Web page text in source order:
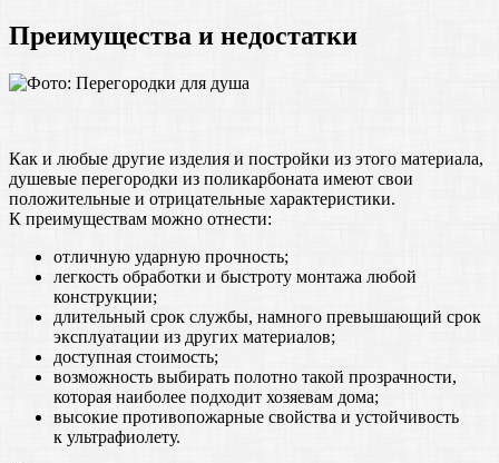
Преимущества и недостатки
Как и любые другие изделия и постройки из этого материала,
душевые перегородки из поликарбоната имеют свои
положительные и отрицательные характеристики.
К преимуществам можно отнести:
отличную ударную прочность;
легкость обработки и быстроту монтажа любой
конструкции;
длительный срок службы, намного превышающий срок
эксплуатации из других материалов;
доступная стоимость;
возможность выбирать полотно такой прозрачности,
которая наиболее подходит хозяевам дома;
высокие противопожарные свойства и устойчивость
к ультрафиолету.